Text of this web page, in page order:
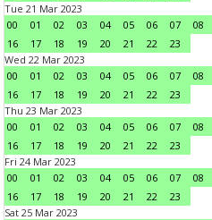
Tue 21 Mar 2023
00
01 02 03 04 05 06 07 08
16
17 18 19 20 21 22
23
Wed 22 Mar 2023
00
01 02 03 04 05 06 07 08
16
17 18 19 20 21 22
23
Thu 23 Mar 2023
00
01 02 03 04 05 06 07 08
16
17 18 19 20 21 22
23
Fri 24 Mar 2023
00
01 02 03 04 05 06 07 08
16
17 18 19 20 21 22
23
Sat 25 Mar 2023